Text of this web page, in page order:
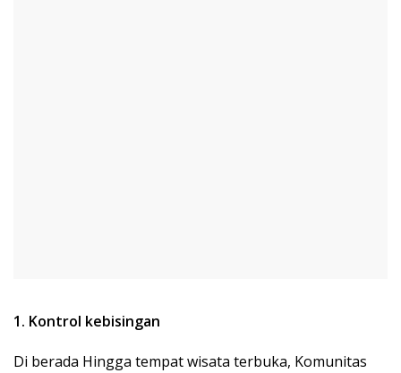
1. Kontrol kebisingan
Di berada Hingga tempat wisata terbuka, Komunitas